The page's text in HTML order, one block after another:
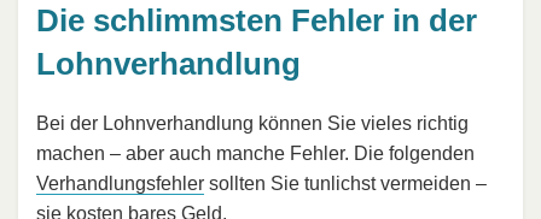
Die schlimmsten Fehler in der
Lohnverhandlung
Bei der Lohnverhandlung können Sie vieles richtig
machen – aber auch manche Fehler. Die folgenden
Verhandlungsfehler sollten Sie tunlichst vermeiden –
sie kosten bares Geld.